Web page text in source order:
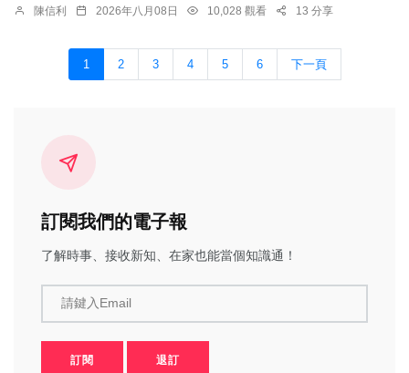
陳信利 2026年八月08日 10,028 觀看 13 分享
1 2 3 4 5 6 下一頁
訂閱我們的電子報
了解時事、接收新知、在家也能當個知識通！
請鍵入Email
訂閱 退訂